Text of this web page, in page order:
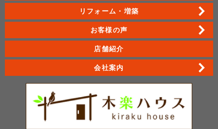
リフォーム・増築
お客様の声
店舗紹介
会社案内